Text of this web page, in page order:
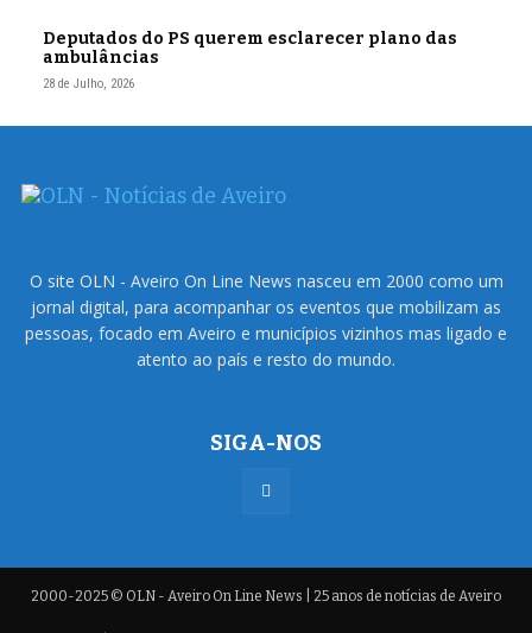
Deputados do PS querem esclarecer plano das
ambulâncias
28 de Julho, 2026
O site OLN - Aveiro On Line News nasceu em 2000 como um
jornal digital, para acompanhar os eventos que mobilizam as
pessoas, focado em Aveiro e municípios vizinhos mas ligado e
atento ao país e resto do mundo.
SIGA-NOS
2000-2025 © OLN - Aveiro On Line News | 25 anos de notícias de Aveiro